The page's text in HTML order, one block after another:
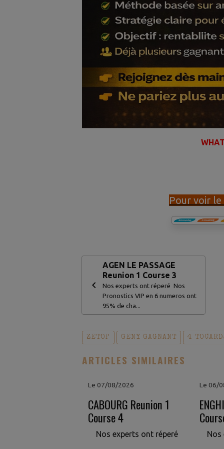
Pour voir
AGEN LE PASSAGE
Reunion 1 Course 3
Nos experts ont réperé Nos
Pronostics VIP en 6 numeros ont
95% de cha...
ZETOP GENY GAGNANT 4
ARTICLES SIMILAIRES
Le 07/08/2026
CABOURG Reunion 1
Course 4
Nos experts ont réperé
Le 06/
Nos